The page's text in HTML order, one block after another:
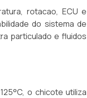
rotacao, ECU e
do sistema de
particulado e fluidos
o chicote utiliza